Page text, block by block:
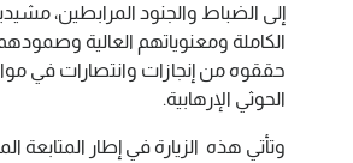
إلى الضباط والجنود المرابطين،
الكاملة ومعنوياتهم العالية
حققوه من إنجازات وانتصارات في
الحوثي الإرهابية.
وتأتي هذه الزيارة في إطار المتابعة